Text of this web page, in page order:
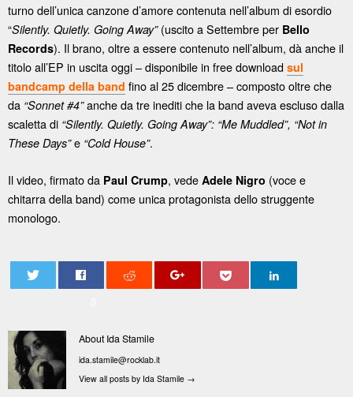
turno dell’unica canzone d’amore contenuta nell’album di esordio
“Silently. Quietly. Going Away”(uscito a Settembre per Bello
Records). Il brano, oltre a essere contenuto nell’album, dà anche il
titolo all’EP in uscita oggi – disponibile in free download sul
bandcamp della band fino al 25 dicembre – composto oltre che
da “Sonnet #4”anche da tre inediti che la band aveva escluso dalla
scaletta di “Silently. Quietly. Going Away”: “Me Muddled”, “Not in
These Days”e “Cold House”.
Il video, firmato da Paul Crump, vede Adele Nigro (voce e
chitarra della band) come unica protagonista dello struggente
monologo.
About Ida Stamile
ida.stamile@rocklab.it
View all posts by Ida Stamile →